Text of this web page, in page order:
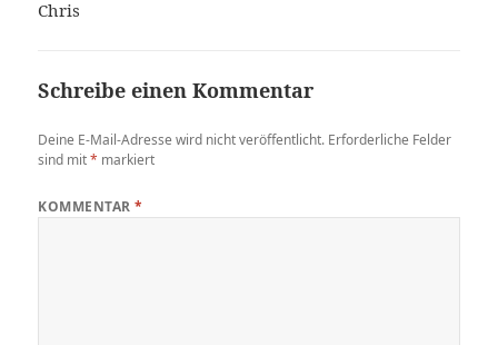
Chris
Schreibe einen Kommentar
Deine E-Mail-Adresse wird nicht veröffentlicht. Erforderliche Felder
sind mit* markiert
KOMMENTAR*